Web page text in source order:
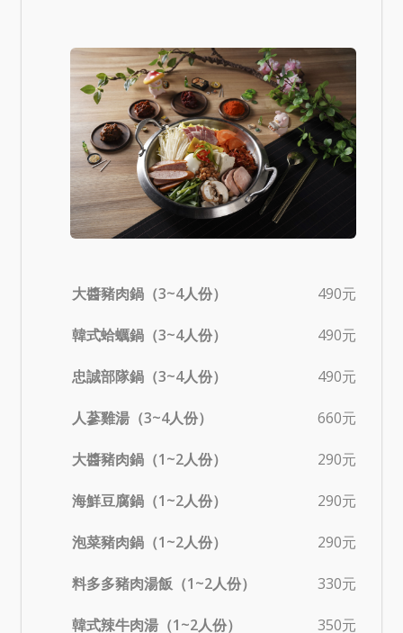
大醬豬肉鍋（3~4人份） 490元
韓式蛤蠣鍋（3~4人份） 490元
忠誠部隊鍋（3~4人份） 490元
人蔘雞湯（3~4人份） 660元
大醬豬肉鍋（1~2人份） 290元
海鮮豆腐鍋（1~2人份） 290元
泡菜豬肉鍋（1~2人份） 290元
料多多豬肉湯飯（1~2人份） 330元
韓式辣牛肉湯（1~2人份） 350元